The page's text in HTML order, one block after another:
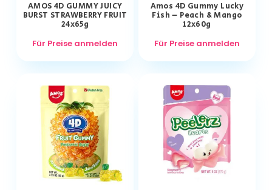
AMOS 4D GUMMY JUICY
BURST STRAWBERRY FRUIT
24x65g
Für Preise anmelden
Amos 4D Gummy Lucky
Fish – Peach & Mango
12x60g
Für Preise anmelden